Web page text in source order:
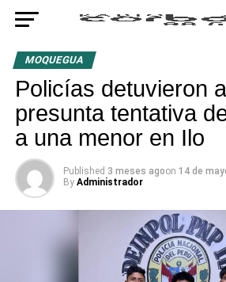
MOQUEGUA
Policías detuvieron
presunta tentativa
a una menor en Ilo
Published 3 meses agoon 14 de
By Administrador